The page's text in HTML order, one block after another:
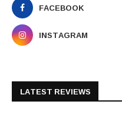
FACEBOOK
INSTAGRAM
LATEST REVIEWS